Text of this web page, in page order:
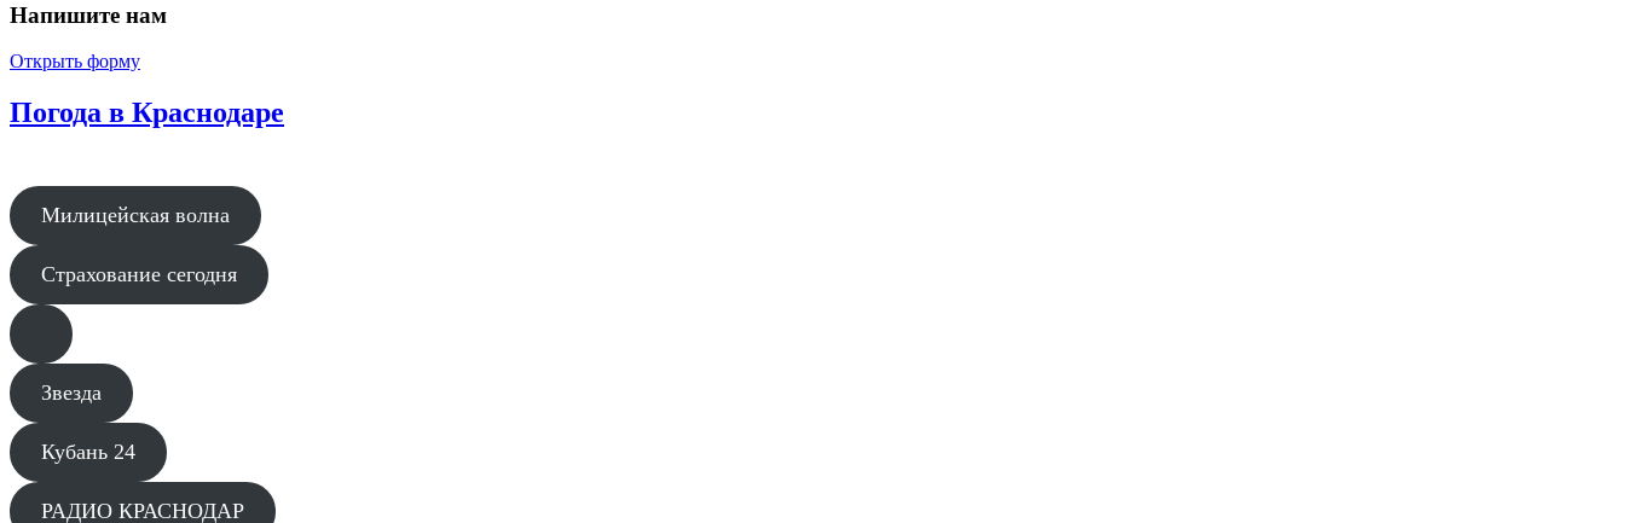
Напишите нам
Открыть форму
Погода в Краснодаре
Милицейская волна
Страхование сегодня
Звезда
Кубань 24
РАДИО КРАСНОДАР